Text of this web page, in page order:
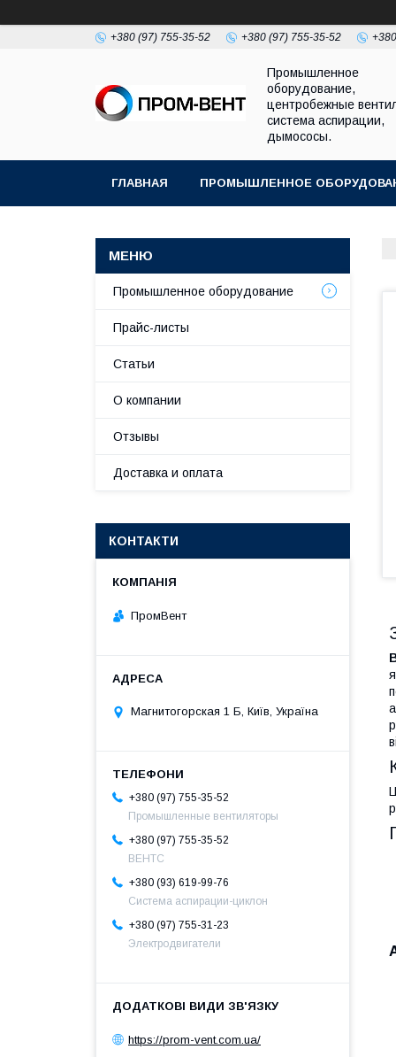
+380 (97) 755-35-52 +380 (97) 755-35-52
Промышленное
оборудование,
центробежные
система аспирации,
дымососы.
ГЛАВНАЯ ПРОМЫШЛЕННОЕ
Промышленное оборудование
Прайс-листы
Статьи
О компании
Отзывы
Доставка и оплата
КОНТАКТИ
ПромВент
Магнитогорская 1 Б, Київ, Україна
+380 (97) 755-35-52
Промышленные вентиляторы
+380 (97) 755-35-52
ВЕНТС
+380 (93) 619-99-76
Система аспирации-циклон
+380 (97) 755-31-23
Электродвигатели
https://prom-vent.com.ua/